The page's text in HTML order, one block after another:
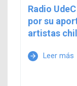
Radio
por su
artistas
arrow_forward Leer más